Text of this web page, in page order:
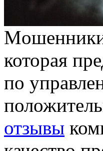
которая
по
отзывы